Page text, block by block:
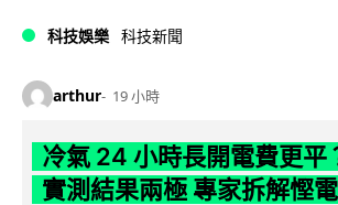
科技娛樂 科技新聞
arthur 19 小時
冷氣 24 小時長開電費更平
實測結果兩極 專家拆解慳